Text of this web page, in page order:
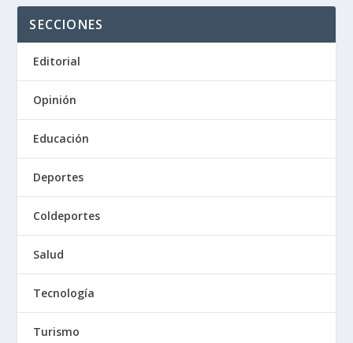
SECCIONES
Editorial
Opinión
Educación
Deportes
Coldeportes
Salud
Tecnología
Turismo